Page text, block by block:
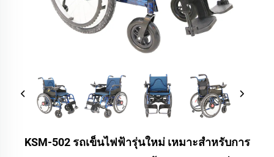
KSM-502 รถเข็นไฟฟ้ารุ่นใหม่ เหมาะสำหรับการ